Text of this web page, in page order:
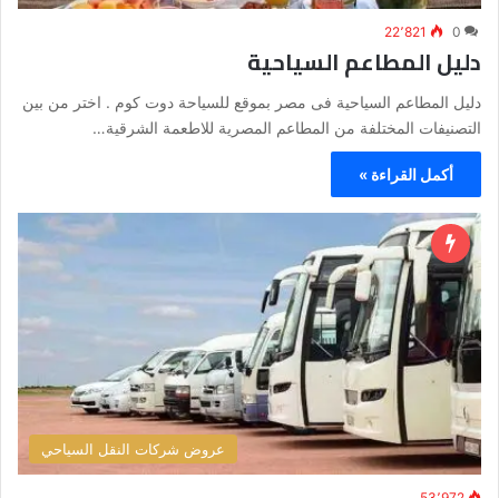
0 22٬821
دليل المطاعم السياحية
دليل المطاعم السياحية فى مصر بموقع للسياحة دوت كوم . اختر من بين
التصنيفات المختلفة من المطاعم المصرية للاطعمة الشرقية…
أكمل القراءة »
عروض شركات النقل السياحي